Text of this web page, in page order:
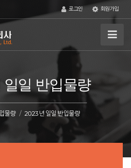
로그인 회원가입
일 반입물량
물량 2023년 일일 반입물량